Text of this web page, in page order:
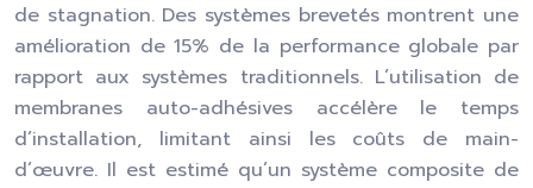
de stagnation. Des systèmes brevetés montrent une
amélioration de 15% de la performance globale par
rapport aux systèmes traditionnels. L’utilisation de
membranes auto-adhésives accélère le temps
d’installation, limitant ainsi les coûts de main-
d’œuvre. Il est estimé qu’un système composite de